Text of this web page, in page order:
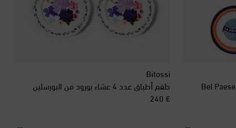
Bitossi
طقم أطباق عدد 4 عشاء بورود من البورسلين
€ 240
original price